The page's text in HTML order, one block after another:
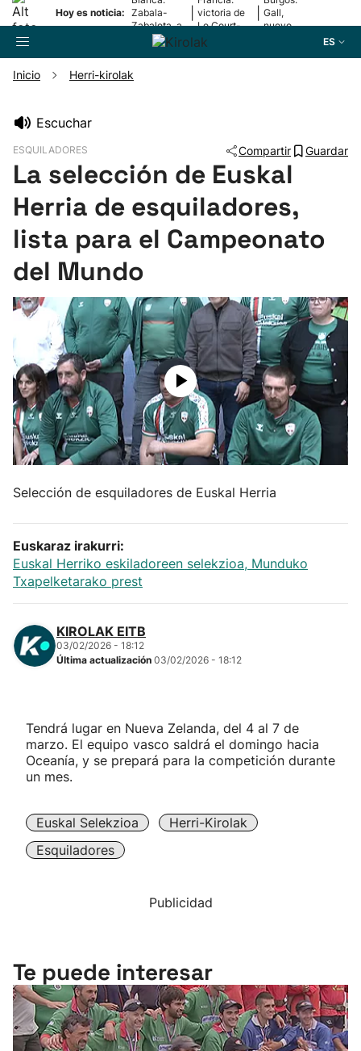
Hoy es noticia: Zabala-
Zabaleta, a
la final
victoria de
Le Court-
Pienaar
Gall,
nuevo
ES
Pelota
Remo
Baloncesto
Ciclismo
Herri-kirolak
Balonmano
Atletismo
Carreras de montaña
Más deportes
"Helmuga"
Inicio Herri-kirolak
Escuchar
ESQUILADORES Compartir Guardar
La selección de Euskal
Herria de esquiladores,
lista para el Campeonato
del Mundo
Selección de esquiladores de Euskal Herria
Euskaraz irakurri:
Euskal Herriko eskiladoreen selekzioa, Munduko
Txapelketarako prest
KIROLAK EITB
03/02/2026 - 18:12
Última actualización 03/02/2026 - 18:12
Tendrá lugar en Nueva Zelanda, del 4 al 7 de
marzo. El equipo vasco saldrá el domingo hacia
Oceanía, y se prepará para la competición durante
un mes.
Euskal Selekzioa
Herri-Kirolak
Esquiladores
Publicidad
Te puede interesar